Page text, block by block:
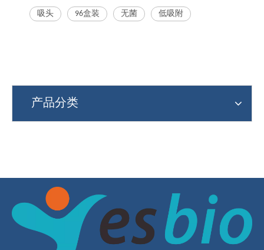
吸头 96盒装 无菌 低吸附
产品分类